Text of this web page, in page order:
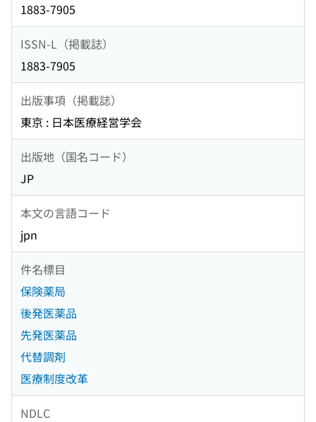
1883-7905
ISSN-L（掲載誌）
1883-7905
出版事項（掲載誌）
東京 : 日本医療経営学会
出版地（国名コード）
JP
本文の言語コード
jpn
件名標目
保険薬局
後発医薬品
先発医薬品
代替調剤
医療制度改革
NDLC